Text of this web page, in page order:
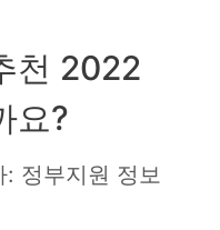
천 2022
요?
: 정부지원 정보